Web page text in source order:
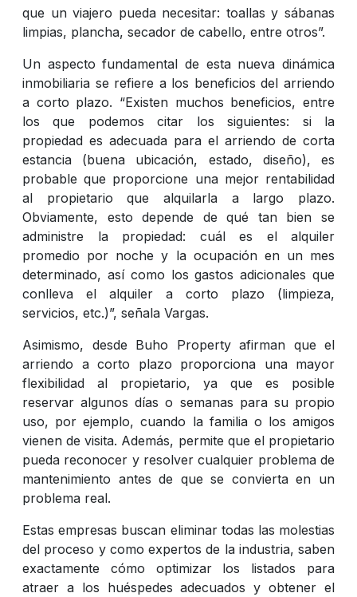
que un viajero pueda necesitar: toallas y sábanas
limpias, plancha, secador de cabello, entre otros”.
Un aspecto fundamental de esta nueva dinámica
inmobiliaria se refiere a los beneficios del arriendo
a corto plazo. “Existen muchos beneficios, entre
los que podemos citar los siguientes: si la
propiedad es adecuada para el arriendo de corta
estancia (buena ubicación, estado, diseño), es
probable que proporcione una mejor rentabilidad
al propietario que alquilarla a largo plazo.
Obviamente, esto depende de qué tan bien se
administre la propiedad: cuál es el alquiler
promedio por noche y la ocupación en un mes
determinado, así como los gastos adicionales que
conlleva el alquiler a corto plazo (limpieza,
servicios, etc.)”, señala Vargas.
Asimismo, desde Buho Property afirman que el
arriendo a corto plazo proporciona una mayor
flexibilidad al propietario, ya que es posible
reservar algunos días o semanas para su propio
uso, por ejemplo, cuando la familia o los amigos
vienen de visita. Además, permite que el propietario
pueda reconocer y resolver cualquier problema de
mantenimiento antes de que se convierta en un
problema real.
Estas empresas buscan eliminar todas las molestias
del proceso y como expertos de la industria, saben
exactamente cómo optimizar los listados para
atraer a los huéspedes adecuados y obtener el